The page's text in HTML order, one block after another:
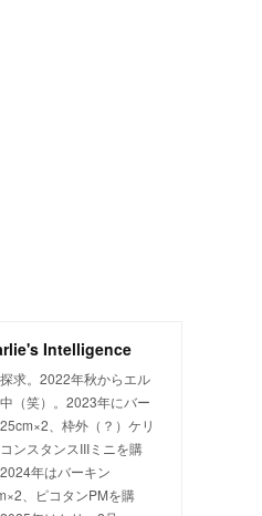
Intelligence
求。2022年秋からエル
（笑）。2023年にバー
、枠外（？）ケリ
ンスタンスIIIミニを購
年はバーキン
、ピコタンPMを購